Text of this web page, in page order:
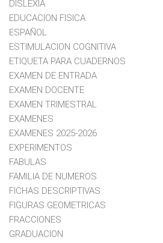
DISLEXIA
EDUCACION FISICA
ESPAÑOL
ESTIMULACION COGNITIVA
ETIQUETA PARA CUADERNOS
EXAMEN DE ENTRADA
EXAMEN DOCENTE
EXAMEN TRIMESTRAL
EXAMENES
EXAMENES 2025-2026
EXPERIMENTOS
FABULAS
FAMILIA DE NUMEROS
FICHAS DESCRIPTIVAS
FIGURAS GEOMETRICAS
FRACCIONES
GRADUACION